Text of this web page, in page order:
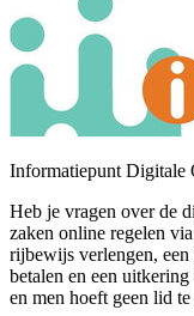
Informatiepunt Digitale
Heb je vragen over de
zaken online regelen
rijbewijs verlengen, een
betalen en een
en men hoeft geen lid